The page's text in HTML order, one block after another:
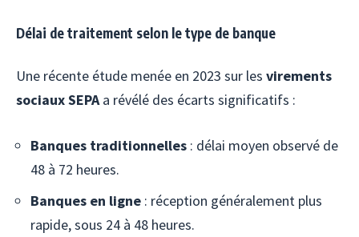
Délai de traitement selon le type de banque
Une récente étude menée en 2023 sur les virements
sociaux SEPAa révélé des écarts significatifs :
Banques traditionnelles : délai moyen observé de
48 à 72 heures.
Banques en ligne : réception généralement plus
rapide, sous 24 à 48 heures.